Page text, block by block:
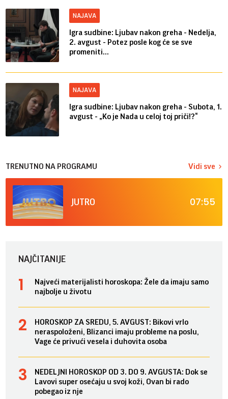
NAJAVA
Igra sudbine: Ljubav nakon greha - Nedelja,
2. avgust - Potez posle kog će se sve
promeniti...
NAJAVA
Igra sudbine: Ljubav nakon greha - Subota, 1.
avgust - „Ko je Nada u celoj toj priči!?“
TRENUTNO NA PROGRAMU Vidi sve
JUTRO 07:55
NAJČITANIJE
Najveći materijalisti horoskopa: Žele da imaju samo
najbolje u životu
HOROSKOP ZA SREDU, 5. AVGUST: Bikovi vrlo
neraspoloženi, Blizanci imaju probleme na poslu,
Vage će privući vesela i duhovita osoba
NEDELJNI HOROSKOP OD 3. DO 9. AVGUSTA: Dok se
Lavovi super osećaju u svoj koži, Ovan bi rado
pobegao iz nje